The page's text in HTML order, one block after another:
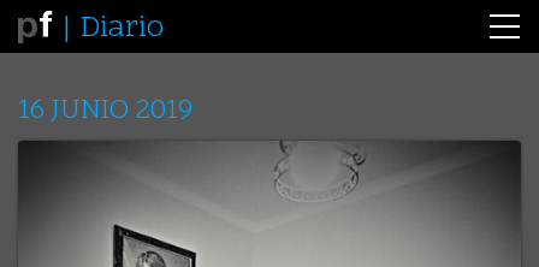
Diario
16 JUNIO 2019